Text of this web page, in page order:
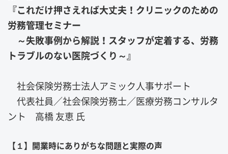
『これだけ押さえれば大丈夫！クリニックのための
労務管理セミナー
～失敗事例から解説！スタッフが定着する、労務
トラブルのない医院づくり～』
社会保険労務士法人アミック人事サポート
代表社員／社会保険労務士／医療労務コンサルタ
ント 高橋 友恵 氏
【１】開業時にありがちな問題と実際の声